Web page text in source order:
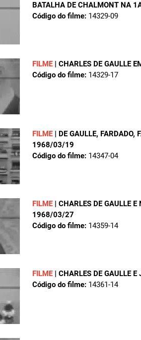
BATALHA DE CHALMONT NA
Código do filme: 14329-09
FILME | CHARLES DE GAULLE
Código do filme: 14329-17
FILME | DE GAULLE, FARDADO,
1968/03/19
Código do filme: 14347-04
FILME | CHARLES DE GAULLE
1968/03/27
Código do filme: 14359-14
FILME | CHARLES DE GAULLE E
Código do filme: 14361-14